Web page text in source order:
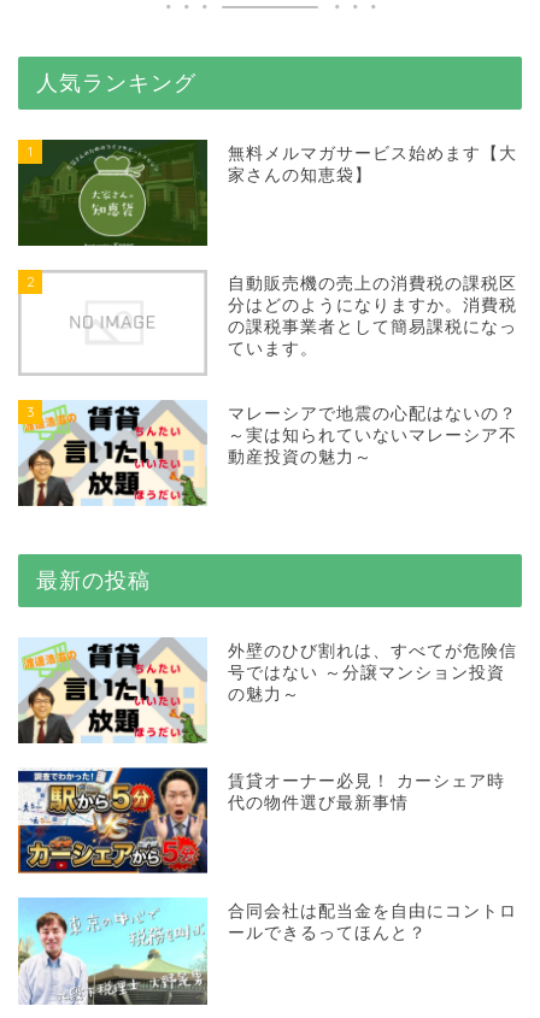
人気ランキング
1
無料メルマガサービス始めます【大
家さんの知恵袋】
2
自動販売機の売上の消費税の課税区
分はどのようになりますか。消費税
の課税事業者として簡易課税になっ
ています。
3
マレーシアで地震の心配はないの？
～実は知られていないマレーシア不
動産投資の魅力～
最新の投稿
外壁のひび割れは、すべてが危険信
号ではない ～分譲マンション投資
の魅力～
賃貸オーナー必見！ カーシェア時
代の物件選び最新事情
合同会社は配当金を自由にコントロ
ールできるってほんと？